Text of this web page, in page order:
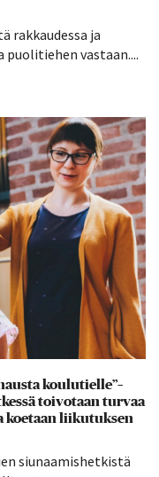
rakkaudessa ja
vastaan....
koulutielle”–
toivotaan turvaa
koetaan liikutuksen
siunaamishetkistä